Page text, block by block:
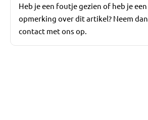
Heb je een foutje gezien of heb je een
opmerking over dit artikel? Neem dan
contact met ons op.